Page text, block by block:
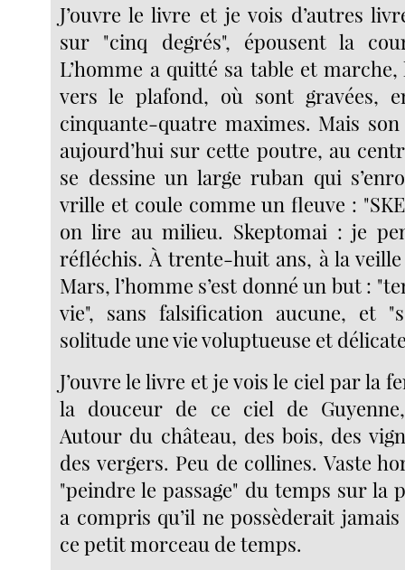
J’ouvre le livre et je vois d’autres
sur "cinq degrés", épousent la
L’homme a quitté sa table et
vers le plafond, où sont gravées,
cinquante-quatre maximes. Mais son
aujourd’hui sur cette poutre, au
se dessine un large ruban qui
vrille et coule comme un fleuve :
on lire au milieu. Skeptomai : je
réfléchis. À trente-huit ans, à la veille
Mars, l’homme s’est donné un but :
vie", sans falsification aucune, et
solitude une vie voluptueuse et
J’ouvre le livre et je vois le ciel par la
la douceur de ce ciel de
Autour du château, des bois, des
des vergers. Peu de collines. Vaste
"peindre le passage" du temps sur la
a compris qu’il ne possèderait
ce petit morceau de temps.